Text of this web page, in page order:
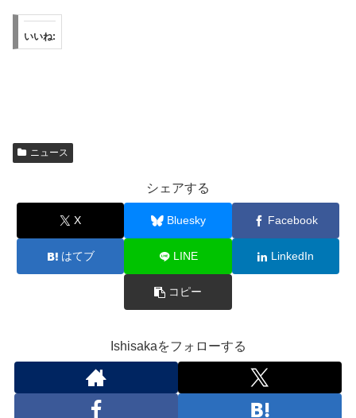
いいね:
ニュース
シェアする
X Bluesky Facebook
はてブ LINE LinkedIn
コピー
Ishisakaをフォローする